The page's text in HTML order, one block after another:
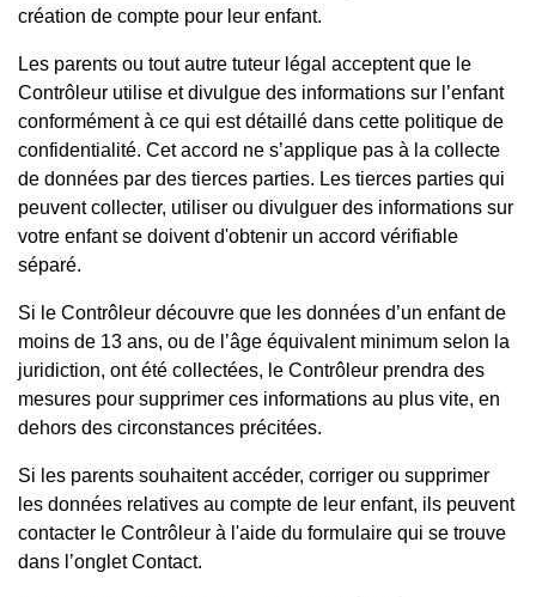
création de compte pour leur enfant.
Les parents ou tout autre tuteur légal acceptent que le
Contrôleur utilise et divulgue des informations sur l’enfant
conformément à ce qui est détaillé dans cette politique de
confidentialité. Cet accord ne s’applique pas à la collecte
de données par des tierces parties. Les tierces parties qui
peuvent collecter, utiliser ou divulguer des informations sur
votre enfant se doivent d'obtenir un accord vérifiable
séparé.
Si le Contrôleur découvre que les données d’un enfant de
moins de 13 ans, ou de l’âge équivalent minimum selon la
juridiction, ont été collectées, le Contrôleur prendra des
mesures pour supprimer ces informations au plus vite, en
dehors des circonstances précitées.
Si les parents souhaitent accéder, corriger ou supprimer
les données relatives au compte de leur enfant, ils peuvent
contacter le Contrôleur à l'aide du formulaire qui se trouve
dans l’onglet Contact.